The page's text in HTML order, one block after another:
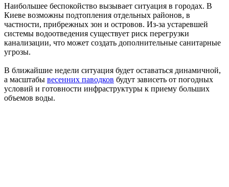
Наибольшее беспокойство вызывает ситуация в городах. В
Киеве возможны подтопления отдельных районов, в
частности, прибрежных зон и островов. Из-за устаревшей
системы водоотведения существует риск перегрузки
канализации, что может создать дополнительные санитарные
угрозы.
В ближайшие недели ситуация будет оставаться динамичной,
а масштабы весенних паводков будут зависеть от погодных
условий и готовности инфраструктуры к приему больших
объемов воды.